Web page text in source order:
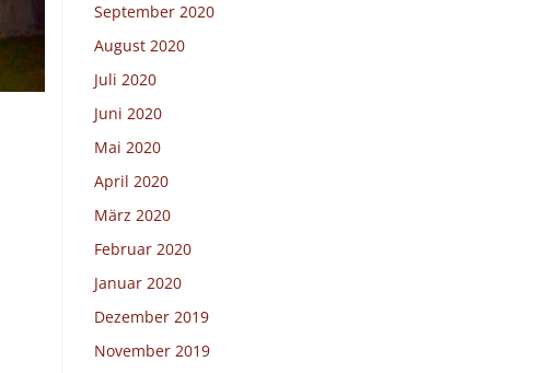
September 2020
August 2020
Juli 2020
Juni 2020
Mai 2020
April 2020
März 2020
Februar 2020
Januar 2020
Dezember 2019
November 2019